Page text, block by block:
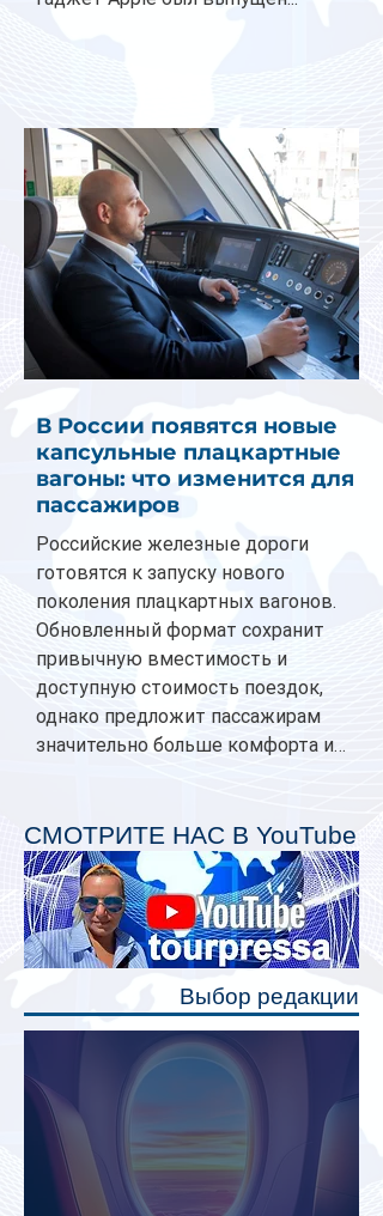
В России появятся новые
капсульные плацкартные
вагоны: что изменится для
пассажиров
Российские железные дороги
готовятся к запуску нового
поколения плацкартных вагонов.
Обновленный формат сохранит
привычную вместимость и
доступную стоимость поездок,
однако предложит пассажирам
значительно больше комфорта и
планируется начать в 2027 году.
Одним из главных нововведений
станут индивидуальные шторки у
каждого спального места. Они
позволят пассажирам закрыть свою
полку во время сна или отдыха,
СМОТРИТЕ НАС В YouTube
Выбор редакции